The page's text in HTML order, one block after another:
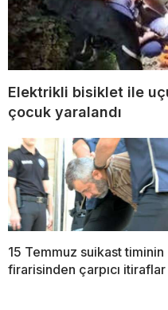
Elektrikli bisiklet ile
çocuk yaralandı
15 Temmuz suikast timinin
firarisinden çarpıcı itiraflar